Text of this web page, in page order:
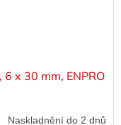
x 30 mm, ENPRO
Naskladnění do 2 dnů